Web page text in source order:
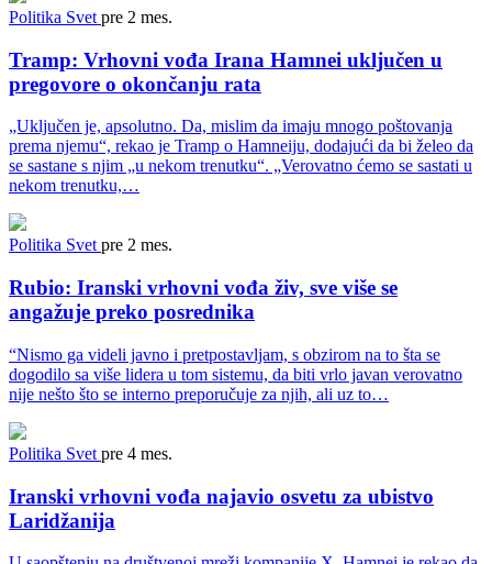
Politika Svet pre 2 mes.
Tramp: Vrhovni vođa Irana Hamnei uključen u
pregovore o okončanju rata
„Uključen je, apsolutno. Da, mislim da imaju mnogo poštovanja
prema njemu“, rekao je Tramp o Hamneiju, dodajući da bi želeo da
se sastane s njim „u nekom trenutku“. „Verovatno ćemo se sastati u
nekom trenutku,…
Politika Svet pre 2 mes.
Rubio: Iranski vrhovni vođa živ, sve više se
angažuje preko posrednika
“Nismo ga videli javno i pretpostavljam, s obzirom na to šta se
dogodilo sa više lidera u tom sistemu, da biti vrlo javan verovatno
nije nešto što se interno preporučuje za njih, ali uz to…
Politika Svet pre 4 mes.
Iranski vrhovni vođa najavio osvetu za ubistvo
Laridžanija